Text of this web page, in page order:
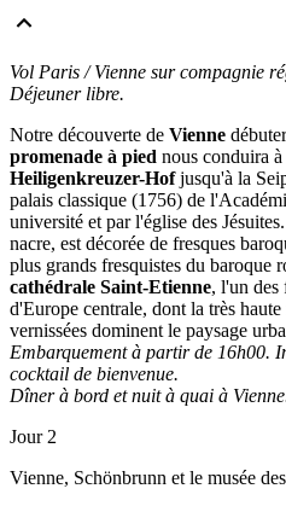
Vol Paris / Vienne sur compagnie
Déjeuner libre.
Notre découverte de Vienne
promenade à pied nous conduira
Heiligenkreuzer-Hofjusqu'à la
palais classique (1756) de
université et par l'église des
nacre, est décorée de fresques
plus grands fresquistes du baroque
cathédrale Saint-Etienne, l'un des
d'Europe centrale, dont la très
vernissées dominent le paysage
Embarquement à partir de 16h00.
cocktail de bienvenue.
Dîner à bord et nuit à quai à
Jour 2
Vienne, Schönbrunn et le musée